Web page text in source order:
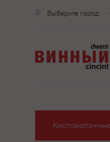
Выберите город